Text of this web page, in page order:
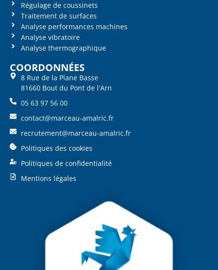
Régulage de coussinets
Traitement de surfaces
Analyse performances machines
Analyse vibratoire
Analyse thermographique
COORDONNÉES
8 Rue de la Plane Basse
81660 Bout du Pont de l'Arn
05 63 97 56 00
contact@marceau-amalric.fr
recrutement@marceau-amalric.fr
Politiques des cookies
Politiques de confidentialité
Mentions légales